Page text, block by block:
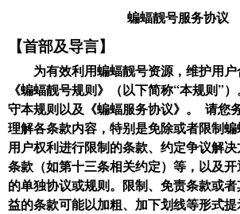
蝙蝠靓号服务协议
【首部及导言】
为有效利用蝙蝠靓号资源，维护用
《蝙蝠靓号规则》（以下简称“本规则”
守本规则以及《蝙蝠服务协议》。 请您
理解各条款内容，特别是免除或者限制
用户权利进行限制的条款、约定争议解
条款（如第十三条相关约定）等，以及
的单独协议或规则。限制、免责条款或
益的条款可能以加粗、加下划线等形式提